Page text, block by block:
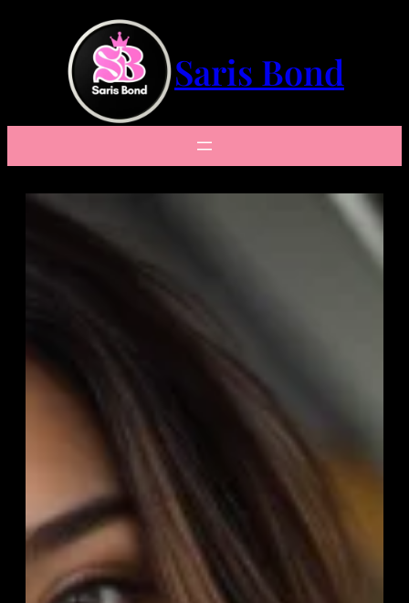
Saris Bond